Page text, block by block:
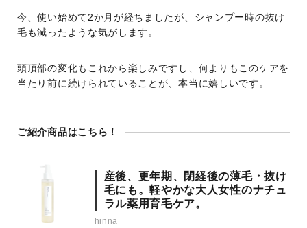
今、使い始めて2か月が経ちましたが、シャンプー時の抜け
毛も減ったような気がします。
頭頂部の変化もこれから楽しみですし、何よりもこのケアを
当たり前に続けられていることが、本当に嬉しいです。
ご紹介商品はこちら！
産後、更年期、閉経後の薄毛・抜け
毛にも。軽やかな大人女性のナチュ
ラル薬用育毛ケア。
hinna